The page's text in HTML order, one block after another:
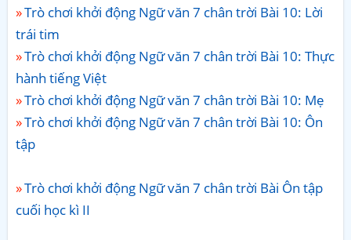
Trò chơi khởi động Ngữ văn 7 chân trời Bài 10: Lời
trái tim
Trò chơi khởi động Ngữ văn 7 chân trời Bài 10: Thực
hành tiếng Việt
Trò chơi khởi động Ngữ văn 7 chân trời Bài 10: Mẹ
Trò chơi khởi động Ngữ văn 7 chân trời Bài 10: Ôn
tập
Trò chơi khởi động Ngữ văn 7 chân trời Bài Ôn tập
cuối học kì II